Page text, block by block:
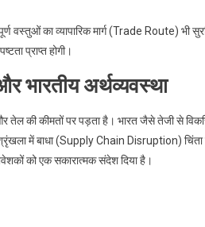
वस्तुओं का व्यापारिक मार्ग (Trade Route) भी
प्राप्त होगी।
अर्थव्यवस्था
तेल की कीमतों पर पड़ता है। भारत जैसे तेजी से
में बाधा (Supply Chain Disruption) चिंता
को एक सकारात्मक संदेश दिया है।